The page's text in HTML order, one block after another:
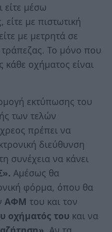
είτε μέσω
είτε με πιστωτική
με μετρητά σε
Το μόνο που
κάθε οχήματος είναι
εκτύπωσης του
των τελών
πρέπει να
διεύθυνση
συνέχεια να κάνει
Αμέσως θα
φόρμα, όπου θα
ΑΦΜ του και τον
οχήματός του και να